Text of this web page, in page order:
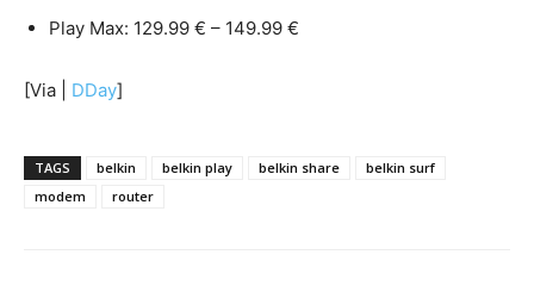
Play Max: 129.99 € – 149.99 €
[Via | DDay]
TAGS belkin belkin play belkin share
belkin surf
modem
router